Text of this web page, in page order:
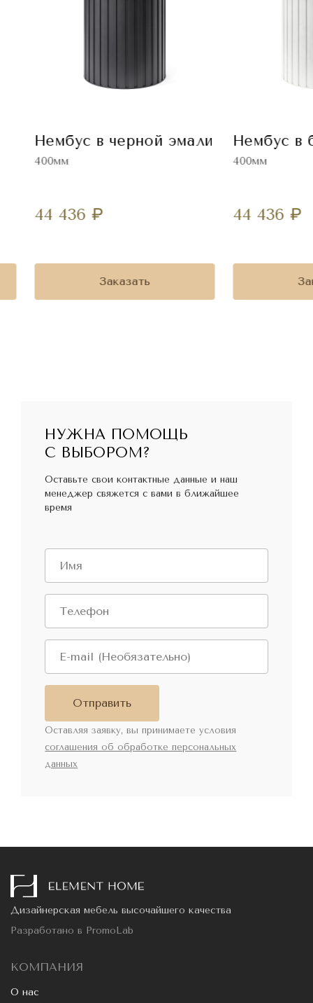
Нембус в черной эмали
400мм
44 436 ₽
Заказать
Нембус в
400мм
44 436 ₽
НУЖНА ПОМОЩЬ
С ВЫБОРОМ?
Оставьте свои контактные данные и наш
менеджер свяжется с вами в ближайшее
время
Отправить
Оставляя заявку, вы принимаете условия
соглашения об обработке персональных
данных
Дизайнерская мебель высочайшего качества
Разработано в PromoLab
КОМПАНИЯ
О нас